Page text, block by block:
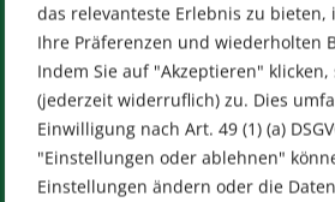
das relevanteste Erlebnis zu bieten,
Ihre Präferenzen und wiederholten
Indem Sie auf "Akzeptieren"
(jederzeit widerruflich) zu. Dies
Einwilligung nach Art. 49 (1) (a)
"Einstellungen oder ablehnen"
Einstellungen ändern oder die
RECHTLICHES
Impressum AGB
Designed byDilly